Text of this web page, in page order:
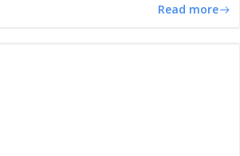
Read more